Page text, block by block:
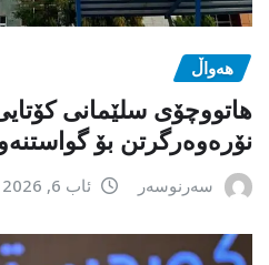
هەواڵ
هاتووچۆی سلێمانی
نۆرەوەرگرتن بۆ
سەرنوسەر ئاب 6, 2026